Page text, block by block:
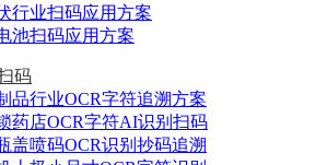
行业扫码应用方案
池扫码应用方案
码
品行业OCR字符追溯方案
药店OCR字符AI识别扫码
盖喷码OCR识别抄码追溯